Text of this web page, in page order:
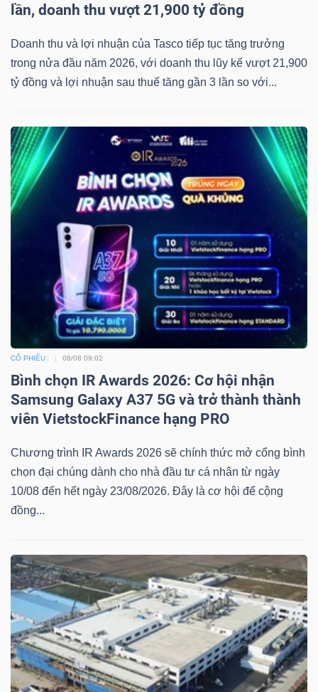
lần, doanh thu vượt 21,900 tỷ đồng
Doanh thu và lợi nhuận của Tasco tiếp tục tăng trưởng
trong nửa đầu năm 2026, với doanh thu lũy kế vượt 21,900
tỷ đồng và lợi nhuận sau thuế tăng gần 3 lần so với...
CỔ PHIẾU 08/08 09:02
Bình chọn IR Awards 2026: Cơ hội nhận
Samsung Galaxy A37 5G và trở thành thành
viên VietstockFinance hạng PRO
Chương trình IR Awards 2026 sẽ chính thức mở cổng bình
chọn đại chúng dành cho nhà đầu tư cá nhân từ ngày
10/08 đến hết ngày 23/08/2026. Đây là cơ hội để cộng
đồng...